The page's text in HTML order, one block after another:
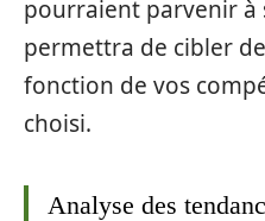
pourraient parvenir à
permettra de cibler
fonction de vos
choisi.
Analyse des